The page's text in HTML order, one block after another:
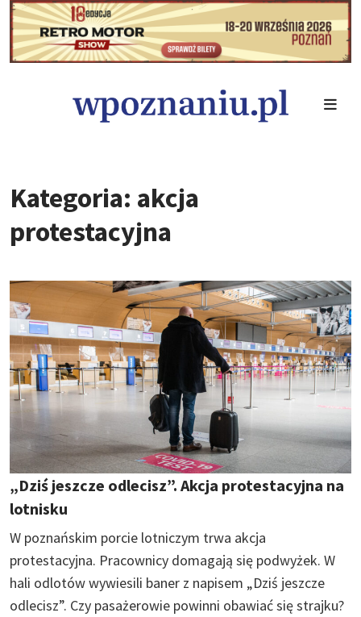
Kategoria: akcja
protestacyjna
„Dziś jeszcze odlecisz”. Akcja protestacyjna na
lotnisku
W poznańskim porcie lotniczym trwa akcja
protestacyjna. Pracownicy domagają się podwyżek. W
hali odlotów wywiesili baner z napisem „Dziś jeszcze
odlecisz”. Czy pasażerowie powinni obawiać się strajku?